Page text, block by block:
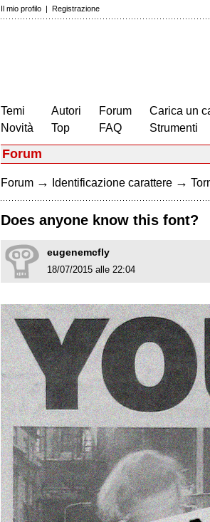
Il mio profilo | Registrazione
Temi
Novità
Autori
Top
Forum
FAQ
Carica un
Strumenti
Forum
Forum → Identificazione carattere →
Does anyone know this font?
eugenemcfly
18/07/2015 alle 22:04